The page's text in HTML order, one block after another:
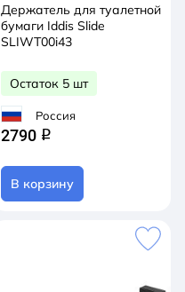
Держатель для туалетной
бумаги Iddis Slide
SLIWT00i43
Остаток 5 шт
Россия
2790 q
В корзину